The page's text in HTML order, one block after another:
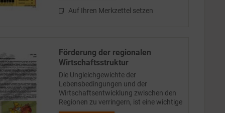
Auf Ihren Merkzettel setzen
Förderung der regionalen
Wirtschaftsstruktur
Die Ungleichgewichte der
Lebensbedingungen und der
Wirtschaftsentwicklung zwischen den
Regionen zu verringern, ist eine wichtige
Aufgabe der deutschen und der